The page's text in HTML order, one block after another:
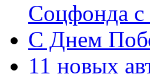
Соцфонда с
С Днем
11 новых